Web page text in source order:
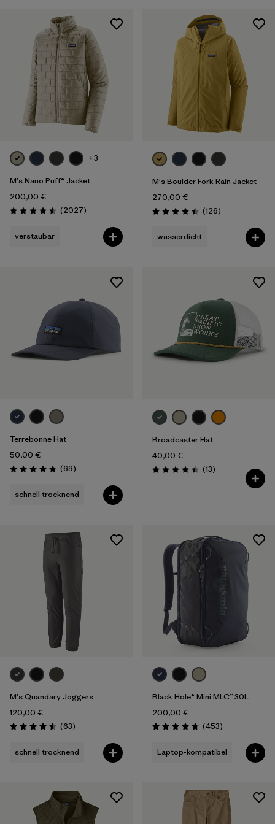
+3
M's Nano Puff® Jacket
200,00 €
Bewertung: 4.6 / 5
(2027Rezensionen
)
verstaubar
M's Boulder Fork Rain Jacket
270,00 €
Bewertung: 4.5 / 5
(126Rezensionen
)
wasserdicht
Terrebonne Hat
50,00 €
Bewertung: 4.8 / 5
(69Rezensionen
)
schnell trocknend
Broadcaster Hat
40,00 €
Bewertung: 4.5 / 5
(13Rezensionen
)
M's Quandary Joggers
120,00 €
Bewertung: 4.5 / 5
(63Rezensionen
)
schnell trocknend
Black Hole® Mini MLC™ 30L
200,00 €
Bewertung: 4.7 / 5
(453Rezensionen
)
Laptop-kompatibel